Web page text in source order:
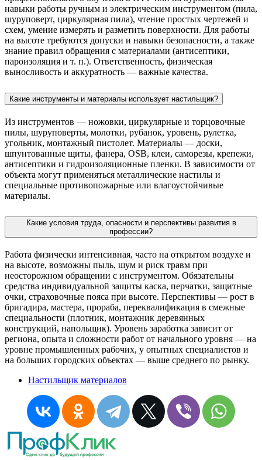
навыки работы ручным и электрическим инструментом (пила,
шуруповерт, циркулярная пила), чтение простых чертежей и
схем, умение измерять и разметить поверхности. Для работы
на высоте требуются допуски и навыки безопасности, а также
знание правил обращения с материалами (антисептики,
пароизоляция и т. п.). Ответственность, физическая
выносливость и аккуратность — важные качества.
Какие инструменты и материалы использует настильщик?
Из инструментов — ножовки, циркулярные и торцовочные
пилы, шуруповерты, молотки, рубанок, уровень, рулетка,
угольник, монтажный пистолет. Материалы — доски,
шпунтованные щиты, фанера, OSB, клеи, саморезы, крепежи,
антисептики и гидроизоляционные пленки. В зависимости от
объекта могут применяться металлические настилы и
специальные противопожарные или влагоустойчивые
материалы.
Какие условия труда, опасности и перспективы развития в
профессии?
Работа физически интенсивная, часто на открытом воздухе и
на высоте, возможны пыль, шум и риск травм при
неосторожном обращении с инструментом. Обязательны
средства индивидуальной защиты каска, перчатки, защитные
очки, страховочные пояса при высоте. Перспективы — рост в
бригадира, мастера, прораба, переквалификация в смежные
специальности (плотник, монтажник деревянных
конструкций, напольщик). Уровень заработка зависит от
региона, опыта и сложности работ от начального уровня — на
уровне промышленных рабочих, у опытных специалистов и
на больших городских объектах — выше среднего по рынку.
Настильщик материалов